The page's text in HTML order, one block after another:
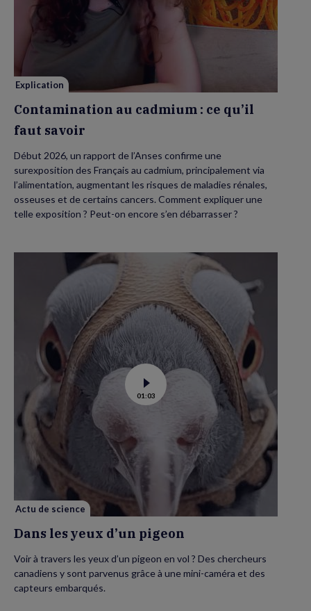
au
cadmium :
ce
savoir
Explication
Contamination au cadmium : ce qu’il
faut savoir
Début 2026, un rapport de l’Anses confirme une
surexposition des Français au cadmium, principalement via
l’alimentation, augmentant les risques de maladies rénales,
osseuses et de certains cancers. Comment expliquer une
telle exposition ? Peut-on encore s’en débarrasser ?
Voir
la
vidéo
01:03
Actu de science
Dans les yeux d’un pigeon
Voir à travers les yeux d’un pigeon en vol ? Des chercheurs
canadiens y sont parvenus grâce à une mini-caméra et des
capteurs embarqués.